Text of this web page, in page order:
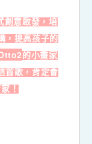
創意啟發，培
，提高孩子的
的小畫家
首歌，肯定會
！